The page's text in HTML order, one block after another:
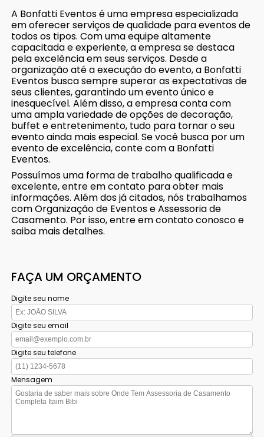
A Bonfatti Eventos é uma empresa especializada
em oferecer serviços de qualidade para eventos de
todos os tipos. Com uma equipe altamente
capacitada e experiente, a empresa se destaca
pela excelência em seus serviços. Desde a
organização até a execução do evento, a Bonfatti
Eventos busca sempre superar as expectativas de
seus clientes, garantindo um evento único e
inesquecível. Além disso, a empresa conta com
uma ampla variedade de opções de decoração,
buffet e entretenimento, tudo para tornar o seu
evento ainda mais especial. Se você busca por um
evento de excelência, conte com a Bonfatti
Eventos.
Possuímos uma forma de trabalho qualificada e
excelente, entre em contato para obter mais
informações. Além dos já citados, nós trabalhamos
com Organização de Eventos e Assessoria de
Casamento. Por isso, entre em contato conosco e
saiba mais detalhes.
FAÇA UM ORÇAMENTO
Digite seu nome
Digite seu email
Digite seu telefone
Mensagem